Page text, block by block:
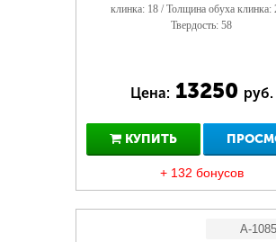
клинка: 18 / Толщина обуха клинка:
Твердость: 58
Цена: 13250 руб.
КУПИТЬ
+ 132 бонусов
A-